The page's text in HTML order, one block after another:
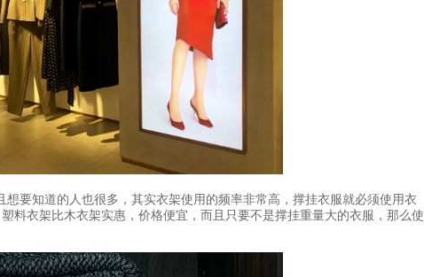
想要知道的人也很多，其实衣架使用的频率非常高，撑挂衣服就必须使用衣
料衣架比木衣架实惠，价格便宜，而且只要不是撑挂重量大的衣服，那么使